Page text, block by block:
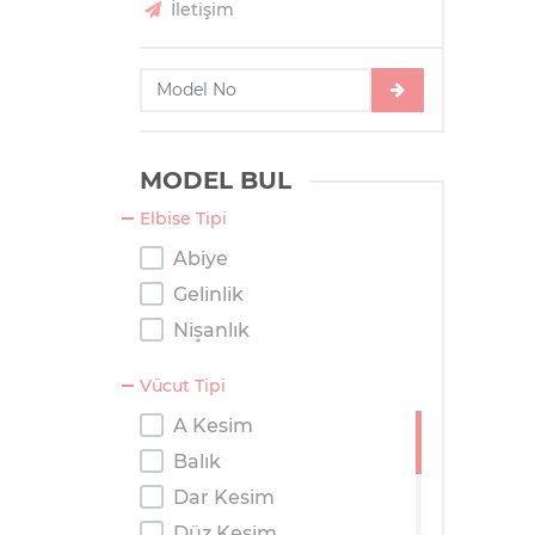
İletişim
MODEL BUL
Elbise Tipi
Abiye
Gelinlik
Nişanlık
Vücut Tipi
A Kesim
Balık
Dar Kesim